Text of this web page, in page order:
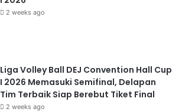
2 weeks ago
Liga Volley Ball DEJ Convention Hall Cup
I 2026 Memasuki Semifinal, Delapan
Tim Terbaik Siap Berebut Tiket Final
2 weeks ago